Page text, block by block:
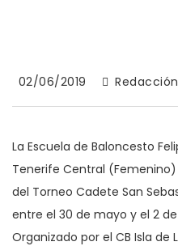
02/06/2019 Redacción
La Escuela de Baloncesto
Tenerife Central
del Torneo Cadete San
entre el 30 de mayo y el 2
Organizado por el CB Isla de